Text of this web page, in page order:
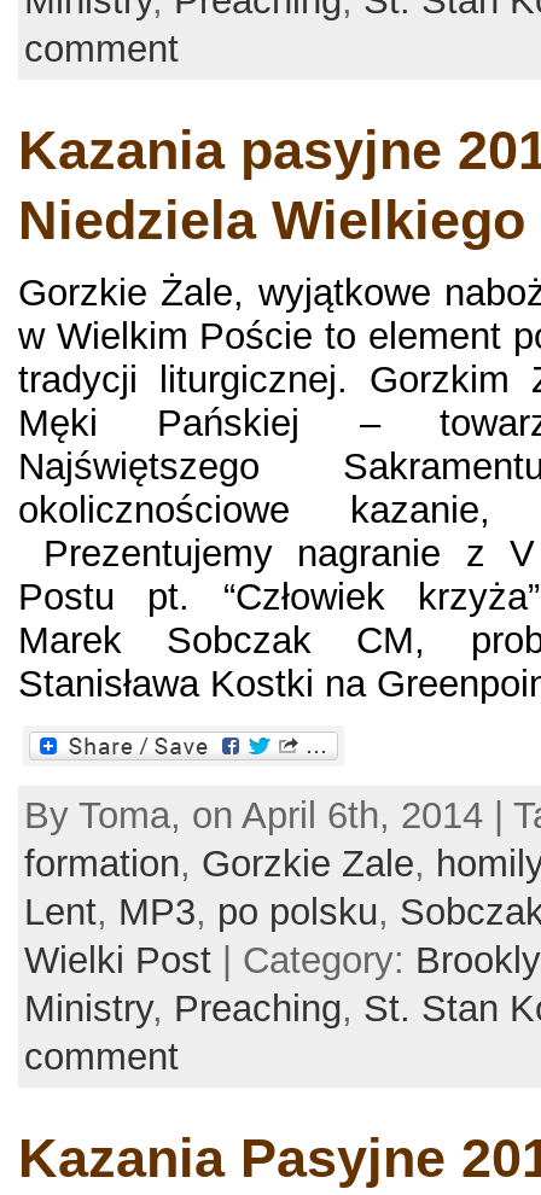
comment
Kazania pasyjne
Niedziela
Gorzkie Żale, wyjątkowe
w Wielkim Poście to element
tradycji liturgicznej. Gorzkim
Męki Pańskiej –
Najświętszego
okolicznościowe
Prezentujemy nagranie z
Postu pt. “Człowiek
Marek Sobczak CM,
Stanisława Kostki na
By Toma, on April 6th, 2014 |
formation, Gorzkie Zale, homily
Lent, MP3, po polsku,
Wielki Post | Category:
Ministry, Preaching, St. Stan
comment
Kazania Pasyjne